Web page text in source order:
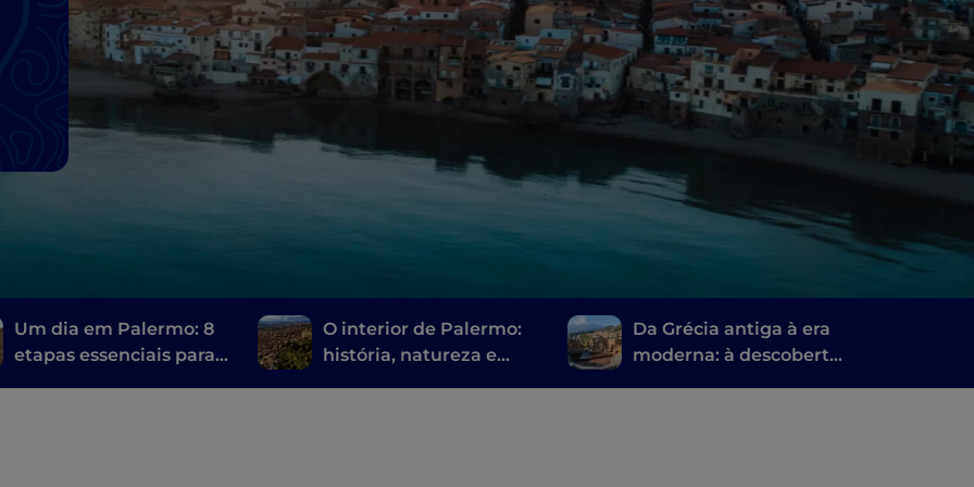
Um dia em Palermo: 8
etapas essenciais para
O interior de Palermo:
história, natureza e
Da Grécia antiga à era
moderna: à descoberta